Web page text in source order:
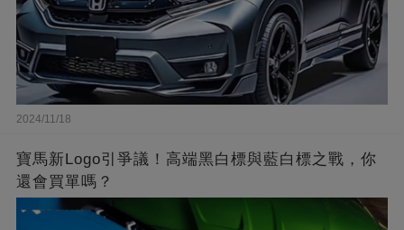
2024/11/18
寶馬新Logo引爭議！高端黑白標與藍白標之戰，你
還會買單嗎？